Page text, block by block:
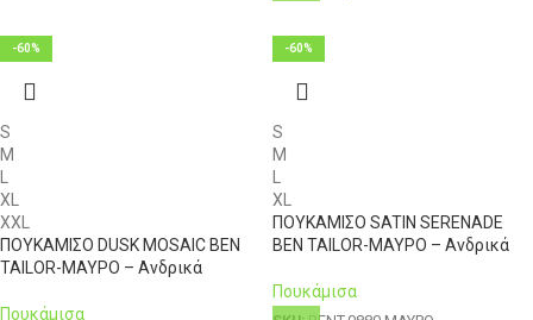
-60%
S
M
XL
XXL
ΠΟΥΚΑΜΙΣΟ DUSK MOSAIC BEN
TAILOR-ΜΑΥΡΟ – Ανδρικά
Πουκάμισα
-60%
S
M
XL
ΠΟΥΚΑΜΙΣΟ SATIN SERENADE
BEN TAILOR-ΜΑΥΡΟ – Ανδρικά
Πουκάμισα